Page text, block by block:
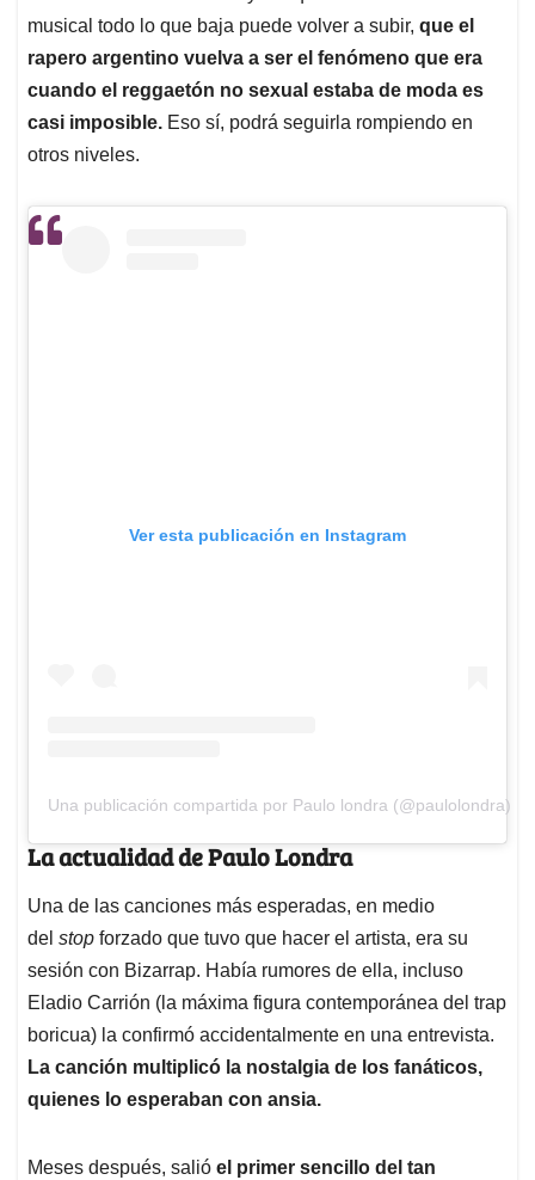
musical todo lo que baja puede volver a subir, que el
rapero argentino vuelva a ser el fenómeno que era
cuando el reggaetón no sexual estaba de moda es
casi imposible. Eso sí, podrá seguirla rompiendo en
otros niveles.
Ver esta publicación en Instagram
Una publicación compartida por Paulo londra (@paulolondra)
La actualidad de Paulo Londra
Una de las canciones más esperadas, en medio
del stop forzado que tuvo que hacer el artista, era su
sesión con Bizarrap. Había rumores de ella, incluso
Eladio Carrión (la máxima figura contemporánea del trap
boricua) la confirmó accidentalmente en una entrevista.
La canción multiplicó la nostalgia de los fanáticos,
quienes lo esperaban con ansia.
Meses después, salió el primer sencillo del tan